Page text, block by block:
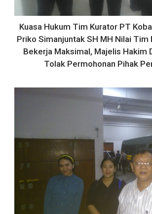
Kuasa Hukum Tim Kurator PT
Priko Simanjuntak SH MH Nilai Tim
Bekerja Maksimal, Majelis Hakim
Tolak Permohonan Pihak